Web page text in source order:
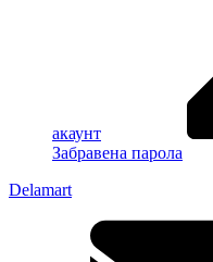
акаунт
Забравена парола
Delamart